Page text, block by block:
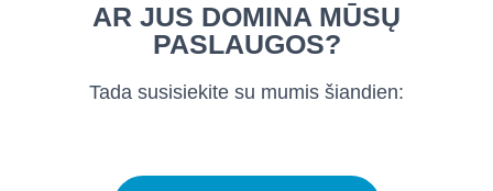
AR JUS DOMINA MŪSŲ
PASLAUGOS?
Tada susisiekite su mumis šiandien: